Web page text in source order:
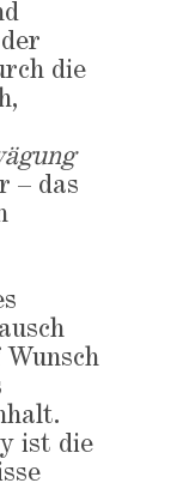
die
– das
ist die